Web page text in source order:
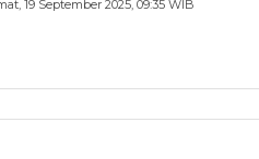
19 September 2025, 09:35 WIB